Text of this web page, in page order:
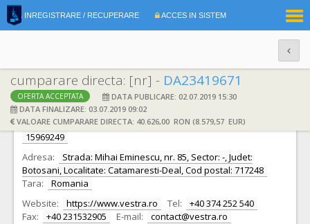
INREGISTRARE / RECUPERARE ACCES IN SISTEM
cumparare directa: [nr] - DA23419671
OFERTA ACCEPTATA
DATA PUBLICARE: 02.07.2019 15:30
DATA FINALIZARE: 03.07.2019 09:02
VALOARE CUMPARARE DIRECTA: 40.626,00 RON (8.579,57 EUR)
DATE IDENTIFICARE OFERTANT
Ofertant: S.C. VESTRA INDUSTRY SRL S.R.L.
CIF:
15969249
Adresa:
Strada: Mihai Eminescu, nr. 85, Sector: -, Judet:
Botosani, Localitate: Catamaresti-Deal, Cod postal: 717248
Tara:
Romania
Website:
https://www.vestra.ro Tel:
+40 374 252 540
Fax:
+40 231532905 E-mail: contact@vestra.ro